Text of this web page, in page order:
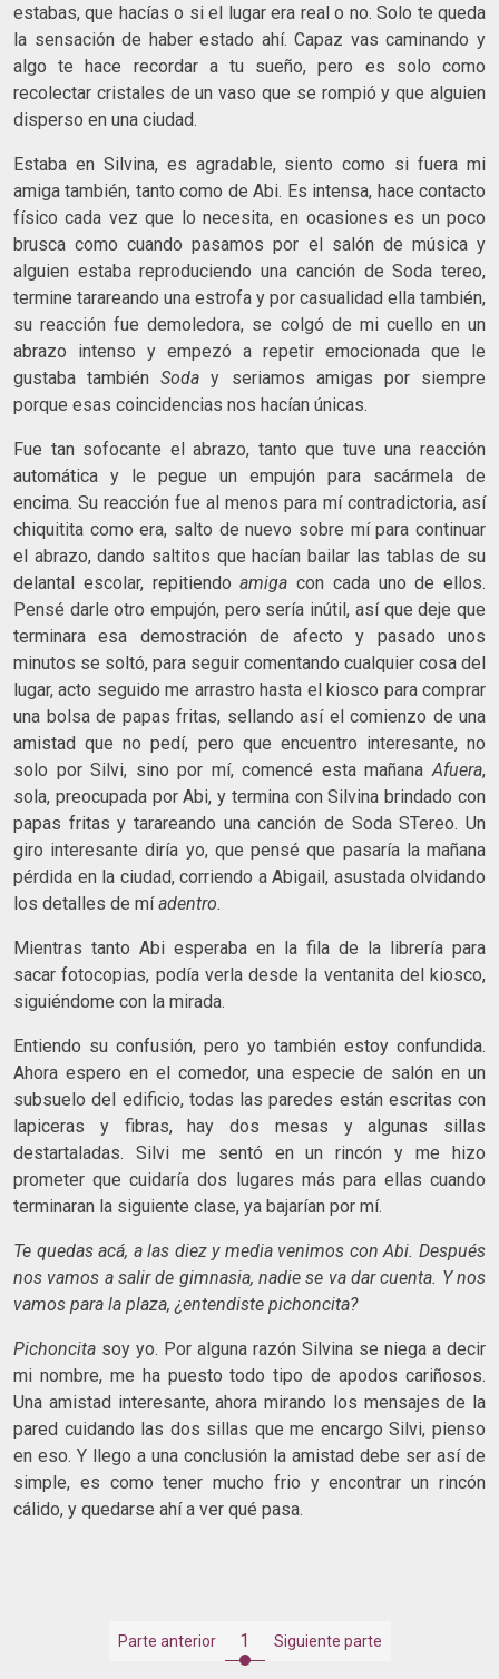
estabas, que hacías o si el lugar era real o no. Solo te queda
la sensación de haber estado ahí. Capaz vas caminando y
algo te hace recordar a tu sueño, pero es solo como
recolectar cristales de un vaso que se rompió y que alguien
disperso en una ciudad.
Estaba en Silvina, es agradable, siento como si fuera mi
amiga también, tanto como de Abi. Es intensa, hace contacto
físico cada vez que lo necesita, en ocasiones es un poco
brusca como cuando pasamos por el salón de música y
alguien estaba reproduciendo una canción de Soda tereo,
termine tarareando una estrofa y por casualidad ella también,
su reacción fue demoledora, se colgó de mi cuello en un
abrazo intenso y empezó a repetir emocionada que le
gustaba tambiénSoda y seriamos amigas por siempre
porque esas coincidencias nos hacían únicas.
Fue tan sofocante el abrazo, tanto que tuve una reacción
automática y le pegue un empujón para sacármela de
encima. Su reacción fue al menos para mí contradictoria, así
chiquitita como era, salto de nuevo sobre mí para continuar
el abrazo, dando saltitos que hacían bailar las tablas de su
delantal escolar, repitiendoamiga con cada uno de ellos.
Pensé darle otro empujón, pero sería inútil, así que deje que
terminara esa demostración de afecto y pasado unos
minutos se soltó, para seguir comentando cualquier cosa del
lugar, acto seguido me arrastro hasta el kiosco para comprar
una bolsa de papas fritas, sellando así el comienzo de una
amistad que no pedí, pero que encuentro interesante, no
solo por Silvi, sino por mí, comencé esta mañana Afuera,
sola, preocupada por Abi, y termina con Silvina brindado con
papas fritas y tarareando una canción de Soda STereo. Un
giro interesante diría yo, que pensé que pasaría la mañana
pérdida en la ciudad, corriendo a Abigail, asustada olvidando
los detalles de míadentro.
Mientras tanto Abi esperaba en la fila de la librería para
sacar fotocopias, podía verla desde la ventanita del kiosco,
siguiéndome con la mirada.
Entiendo su confusión, pero yo también estoy confundida.
Ahora espero en el comedor, una especie de salón en un
subsuelo del edificio, todas las paredes están escritas con
lapiceras y fibras, hay dos mesas y algunas sillas
destartaladas. Silvi me sentó en un rincón y me hizo
prometer que cuidaría dos lugares más para ellas cuando
terminaran la siguiente clase, ya bajarían por mí.
Te quedas acá, a las diez y media venimos con Abi. Después
nos vamos a salir de gimnasia, nadie se va dar cuenta. Y nos
vamos para la plaza, ¿entendiste pichoncita?
Pichoncita soy yo. Por alguna razón Silvina se niega a decir
mi nombre, me ha puesto todo tipo de apodos cariñosos.
Una amistad interesante, ahora mirando los mensajes de la
pared cuidando las dos sillas que me encargo Silvi, pienso
en eso. Y llego a una conclusión la amistad debe ser así de
simple, es como tener mucho frio y encontrar un rincón
cálido, y quedarse ahí a ver qué pasa.
Parte anterior 1 Siguiente parte